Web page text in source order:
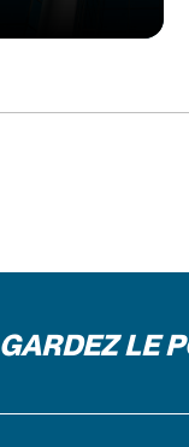
GARDEZ LE